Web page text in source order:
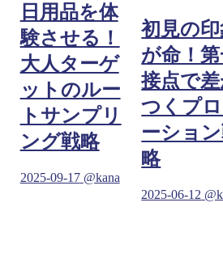
日用品を体
験させる！
大人ターゲ
ットのルー
トサンプリ
ング戦略
2025-09-17 @kana
初見の
が命！
接点で
つくプ
ーショ
略
2025-06-12